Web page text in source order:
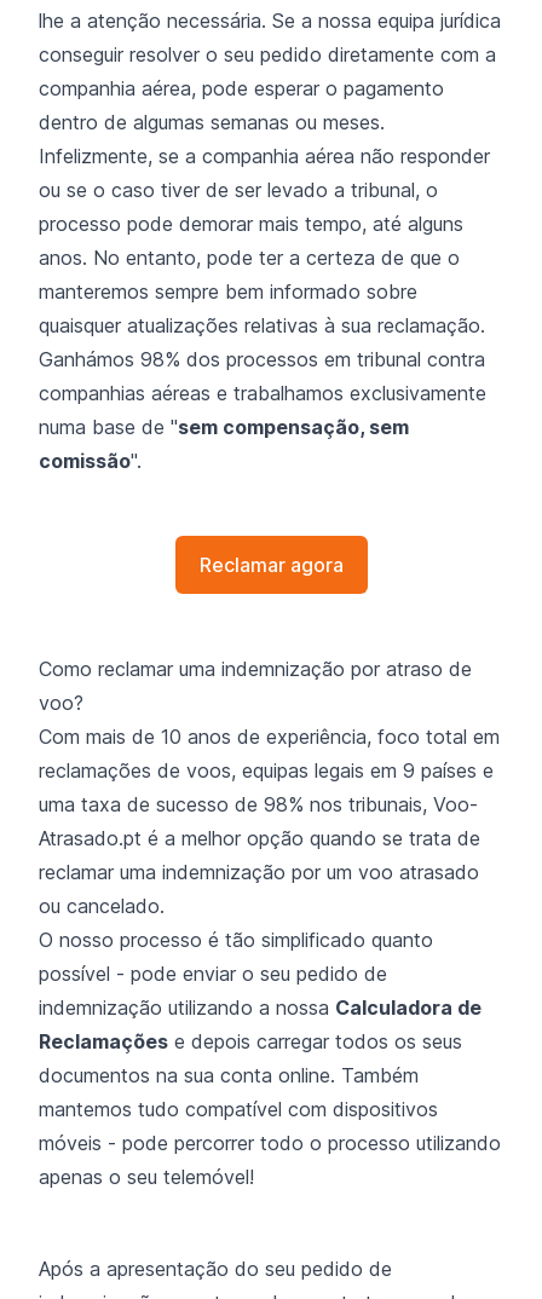
lhe a atenção necessária. Se a nossa equipa jurídica
conseguir resolver o seu pedido diretamente com a
companhia aérea, pode esperar o pagamento
dentro de algumas semanas ou meses.
Infelizmente, se a companhia aérea não responder
ou se o caso tiver de ser levado a tribunal, o
processo pode demorar mais tempo, até alguns
anos. No entanto, pode ter a certeza de que o
manteremos sempre bem informado sobre
quaisquer atualizações relativas à sua reclamação.
Ganhámos 98% dos processos em tribunal contra
companhias aéreas e trabalhamos exclusivamente
numa base de "sem compensação, sem
comissão".
Reclamar agora
Como reclamar uma indemnização por atraso de
voo?
Com mais de 10 anos de experiência, foco total em
reclamações de voos, equipas legais em 9 países e
uma taxa de sucesso de 98% nos tribunais, Voo-
Atrasado.pt é a melhor opção quando se trata de
reclamar uma indemnização por um voo atrasado
ou cancelado.
O nosso processo é tão simplificado quanto
possível - pode enviar o seu pedido de
indemnização utilizando a nossa Calculadora de
Reclamações e depois carregar todos os seus
documentos na sua conta online. Também
mantemos tudo compatível com dispositivos
móveis - pode percorrer todo o processo utilizando
apenas o seu telemóvel!
Após a apresentação do seu pedido de